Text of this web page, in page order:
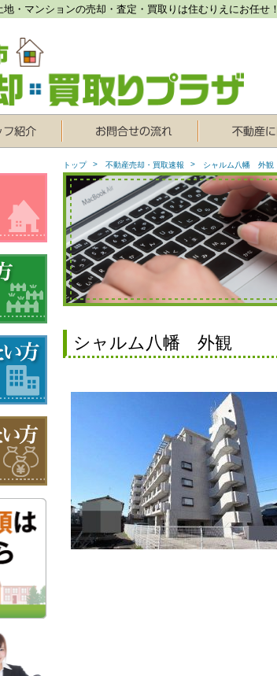
・マンションの売却・査定・買取りは住むりえにお任せ！
トップ 不動産売却・買取速報 シャルム八幡 外観
シャルム八幡 外観